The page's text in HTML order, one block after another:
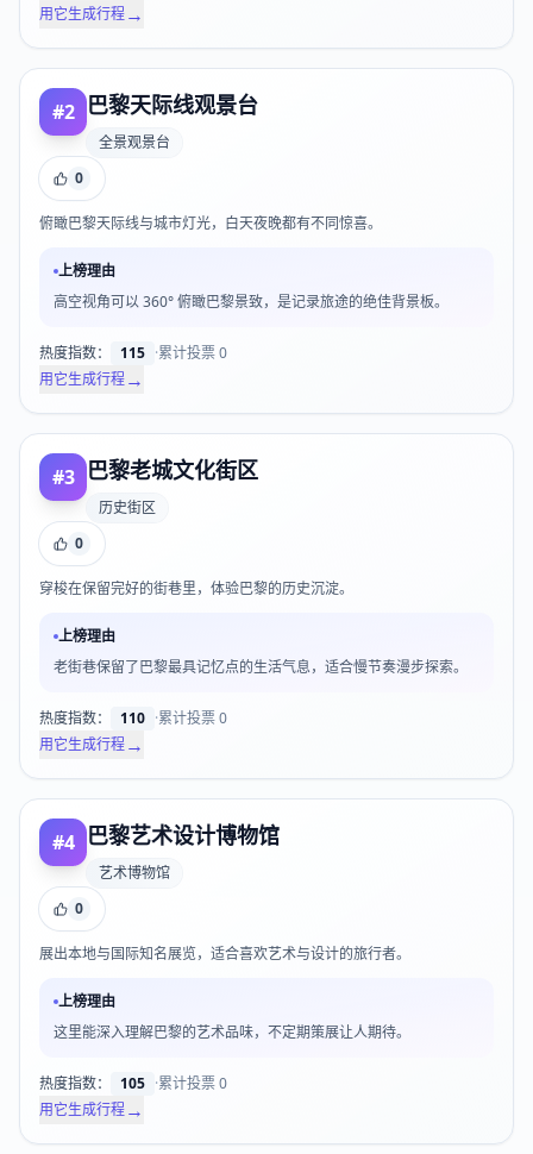
用它生成行程→
#2 巴黎天际线观景台
全景观景台
0
俯瞰巴黎天际线与城市灯光，白天夜晚都有不同惊喜。
上榜理由
高空视角可以 360° 俯瞰巴黎景致，是记录旅途的绝佳背景板。
热度指数： 115 ·累计投票0
用它生成行程→
#3 巴黎老城文化街区
历史街区
0
穿梭在保留完好的街巷里，体验巴黎的历史沉淀。
上榜理由
老街巷保留了巴黎最具记忆点的生活气息，适合慢节奏漫步探索。
热度指数： 110 ·累计投票0
用它生成行程→
#4 巴黎艺术设计博物馆
艺术博物馆
0
展出本地与国际知名展览，适合喜欢艺术与设计的旅行者。
上榜理由
这里能深入理解巴黎的艺术品味，不定期策展让人期待。
热度指数： 105 ·累计投票0
用它生成行程→